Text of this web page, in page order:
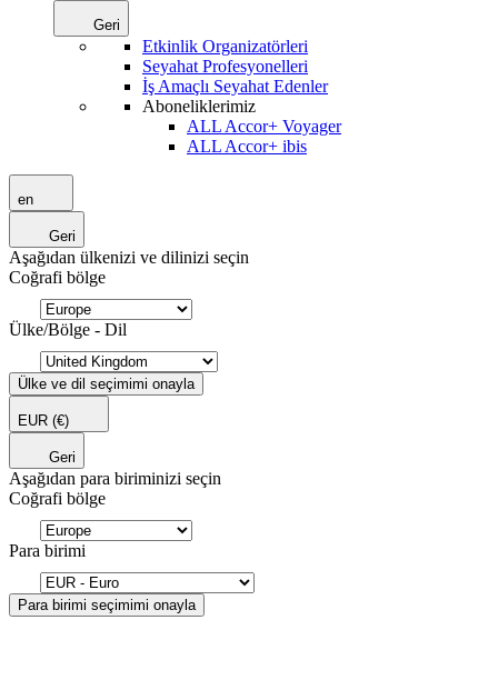
Geri
Etkinlik Organizatörleri
Seyahat Profesyonelleri
İş Amaçlı Seyahat Edenler
Aboneliklerimiz
ALL Accor+ Voyager
ALL Accor+ ibis
en
Geri
Aşağıdan ülkenizi ve dilinizi seçin
Coğrafi bölge
Ülke/Bölge - Dil
Ülke ve dil seçimimi onayla
EUR (€)
Geri
Aşağıdan para biriminizi seçin
Coğrafi bölge
Para birimi
Para birimi seçimimi onayla